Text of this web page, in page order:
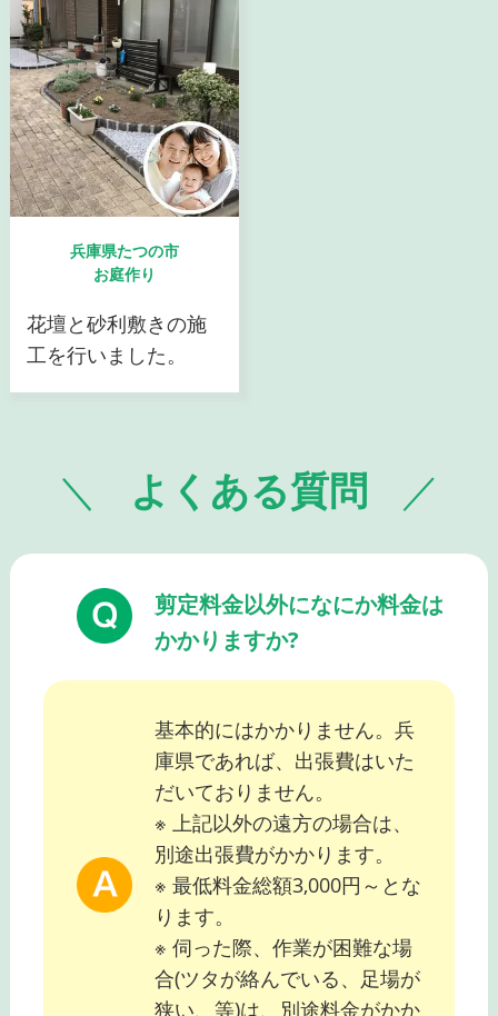
兵庫県たつの市
お庭作り
花壇と砂利敷きの施
工を行いました。
よくある質問
剪定料金以外になにか料金は
かかりますか?
基本的にはかかりません。兵
庫県であれば、出張費はいた
だいておりません。
※ 上記以外の遠方の場合は、
別途出張費がかかります。
※ 最低料金総額3,000円～とな
ります。
※ 伺った際、作業が困難な場
合(ツタが絡んでいる、足場が
狭い、等)は、別途料金がかか